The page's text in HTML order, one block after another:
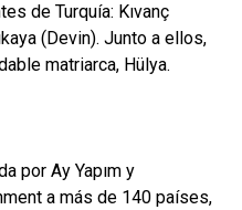
de Turquía: Kıvanç
(Devin). Junto a ellos,
matriarca, Hülya.
por Ay Yapım y
a más de 140 países,